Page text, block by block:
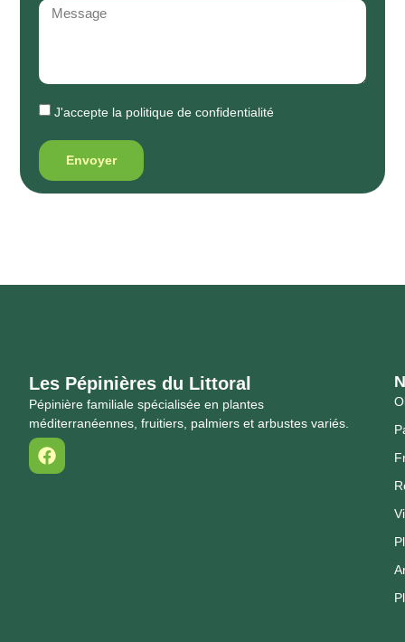
J'accepte la politique de confidentialité
Envoyer
Les Pépinières du Littoral
Pépinière familiale spécialisée en plantes
méditerranéennes, fruitiers, palmiers et arbustes variés.